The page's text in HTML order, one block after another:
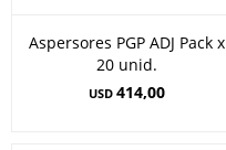
Aspersores PGP ADJ Pack x
20 unid.
USD 414,00